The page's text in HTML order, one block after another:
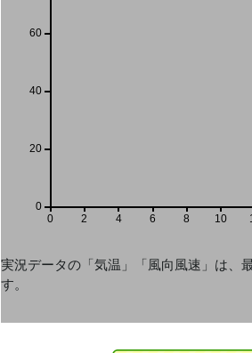
0 2 4 6 8 10
0
20
40
60
実況データの「気温」「風向風速」は、
す。